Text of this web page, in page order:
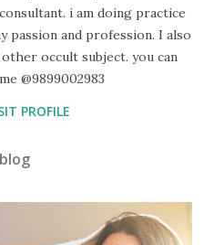
i am doing practice
passion and profession. I also
occult subject. you can
@9899002983
PROFILE